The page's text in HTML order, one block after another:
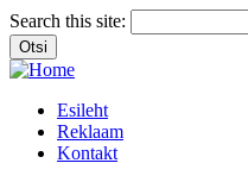
Search this site:
Esileht
Reklaam
Kontakt